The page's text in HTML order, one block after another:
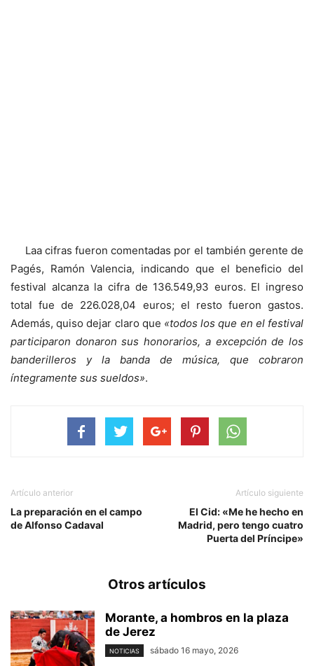
Laa cifras fueron comentadas por el también gerente de
Pagés, Ramón Valencia, indicando que el beneficio del
festival alcanza la cifra de 136.549,93 euros. El ingreso
total fue de 226.028,04 euros; el resto fueron gastos.
Además, quiso dejar claro que «todos los que en el festival
participaron donaron sus honorarios, a excepción de los
banderilleros y la banda de música, que cobraron
íntegramente sus sueldos».
Artículo anterior
La preparación en el campo
de Alfonso Cadaval
Artículo siguiente
El Cid: «Me he hecho en
Madrid, pero tengo cuatro
Puerta del Príncipe»
Otros artículos
Morante, a hombros en la plaza
de Jerez
NOTICIAS sábado 16 mayo, 2026